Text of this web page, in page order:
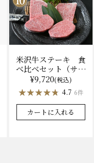
米沢牛ステーキ 食
べ比べセット（サー
ロイン100g×2枚、
上モモ100g×2枚）
（冷凍）送料無料
化粧箱入
¥9,720(税込)
★★★★★
★★★★★ 4.7 6件
カートに入れる